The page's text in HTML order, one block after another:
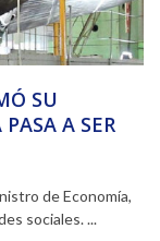
SU
A SER
de Economía,
sociales. ...